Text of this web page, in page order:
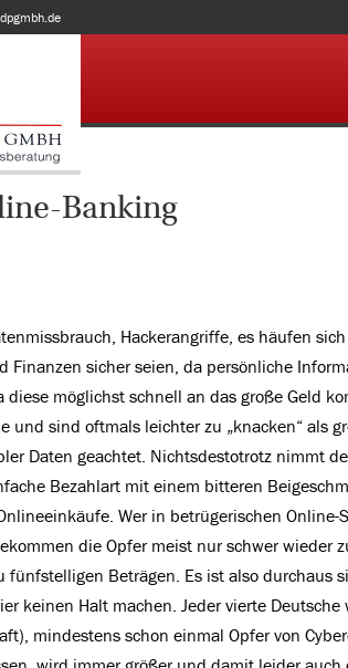
Banking
Hackerangriffe, es häufen
Finanzen sicher seien, da persönliche
möglichst schnell an das große Geld
und sind oftmals leichter zu „knacken“ als
Daten geachtet. Nichtsdestotrotz nimmt
Bezahlart mit einem bitteren
Wer in betrügerischen
die Opfer meist nur schwer wieder
fünfstelligen Beträgen. Es ist also durchaus
keinen Halt machen. Jeder vierte
mindestens schon einmal Opfer von